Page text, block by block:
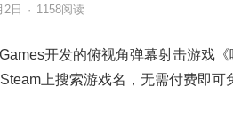
2日 · 1158阅读
开发的俯视角弹幕射击游戏
上搜索游戏名，无需付费即可